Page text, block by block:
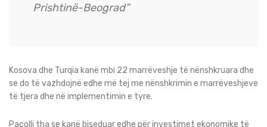
Prishtinë-Beograd”
Kosova dhe Turqia kanë mbi 22 marrëveshje të nënshkruara dhe
se do të vazhdojnë edhe më tej me nënshkrimin e marrëveshjeve
të tjera dhe në implementimin e tyre.
Pacolli tha se kanë biseduar edhe për investimet ekonomike të